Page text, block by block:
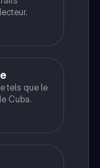
tels que le
Cuba.